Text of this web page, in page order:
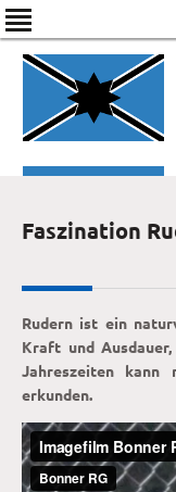
Faszination
Rudern ist ein
Kraft und
Jahreszeiten
erkunden.